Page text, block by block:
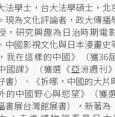
法學士，台大法學碩士，北
現為文化評論者，政大傳播
，研究興趣為日治時期電
中國影視文化與日本漫畫史
我在這樣的中國》（獲36
國課》（獲選《亞洲週刊
書）、《拆哪，中國的大片
的中國野心與慾望》（獲
書展台灣館展書），新著為